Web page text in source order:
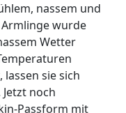
nassem und
wurde
Wetter
sie sich
noch
Passform mit